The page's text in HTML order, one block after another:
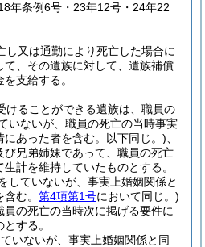
年条例6号・23年12号・24年22
し又は通勤により死亡した場合に
て、その遺族に対して、遺族補償
支給する。
けることができる遺族は、職員の
いないが、職員の死亡の当時事実
にあった者を含む。以下同じ。)
兄弟姉妹であって、職員の死亡
計を維持していたものとする。
していないが、事実上婚姻関係と
む。 第4項第1号において同じ。)
員の死亡の当時次に掲げる要件に
する。
いないが、事実上婚姻関係と同